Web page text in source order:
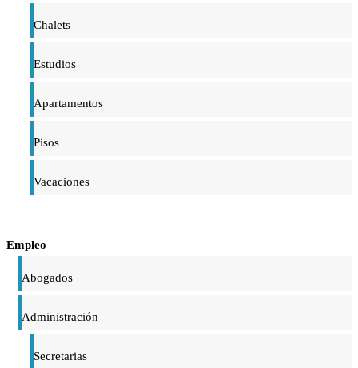
Chalets
Estudios
Apartamentos
Pisos
Vacaciones
Empleo
Abogados
Administración
Secretarias